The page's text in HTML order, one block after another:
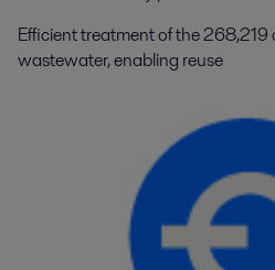
Efficient treatment of the 268,219
wastewater, enabling reuse